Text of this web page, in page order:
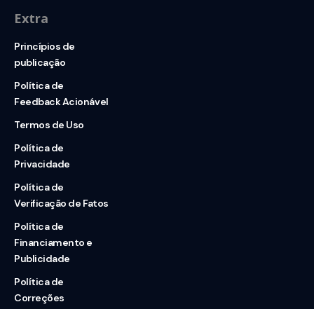
Extra
Princípios de
publicação
Política de
Feedback Acionável
Termos de Uso
Política de
Privacidade
Política de
Verificação de Fatos
Política de
Financiamento e
Publicidade
Política de
Correções